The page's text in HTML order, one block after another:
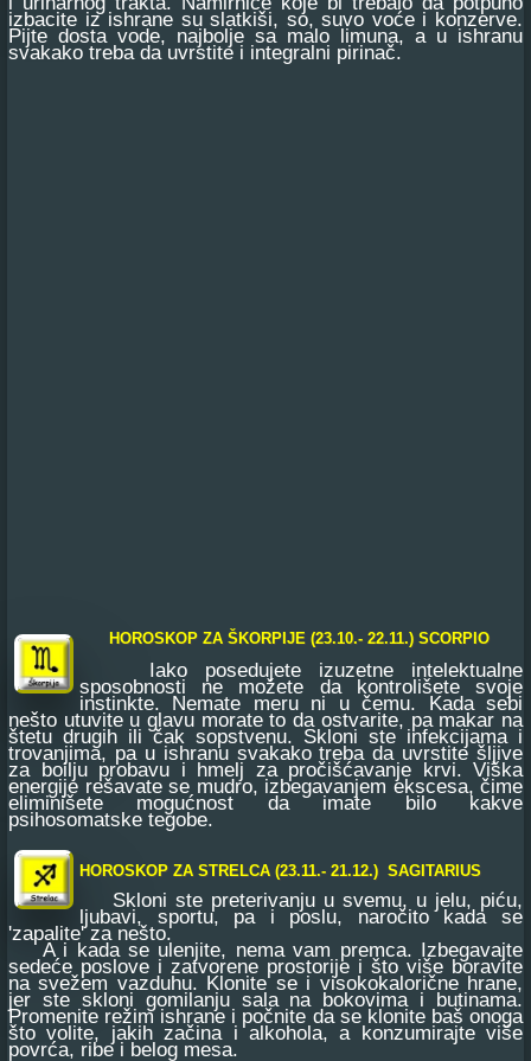
izbacite iz ishrane su slatkiši, so, suvo voće i konzerve.
Pijte dosta vode, najbolje sa malo limuna, a u ishranu
svakako treba da uvrstite i integralni pirinač.
HOROSKOP ZA ŠKORPIJE (23.10.- 22.11.) SCORPIO
Iako posedujete izuzetne intelektualne
sposobnosti ne možete da kontrolišete svoje
instinkte. Nemate meru ni u čemu. Kada sebi
nešto utuvite u glavu morate to da ostvarite, pa makar na
štetu drugih ili čak sopstvenu. Skloni ste infekcijama i
trovanjima, pa u ishranu svakako treba da uvrstite šljive
za boilju probavu i hmelj za pročišćavanje krvi. Viška
energije rešavate se mudro, izbegavanjem ekscesa, čime
eliminišete mogućnost da imate bilo kakve
psihosomatske tegobe.
HOROSKOP ZA STRELCA (23.11.- 21.12.) SAGITARIUS
Skloni ste preterivanju u svemu, u jelu, piću,
ljubavi, sportu, pa i poslu, naročito kada se
'zapalite' za nešto.
A i kada se ulenjite, nema vam premca. Izbegavajte
sedeće poslove i zatvorene prostorije i što više boravite
na svežem vazduhu. Klonite se i visokokalorične hrane,
jer ste skloni gomilanju sala na bokovima i butinama.
Promenite režim ishrane i počnite da se klonite baš onoga
što volite, jakih začina i alkohola, a konzumirajte više
povrća, ribe i belog mesa.